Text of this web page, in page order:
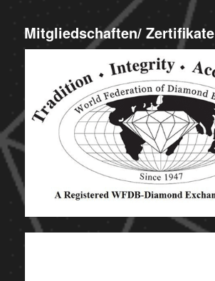
Mitgliedschaften/ Zertifikate